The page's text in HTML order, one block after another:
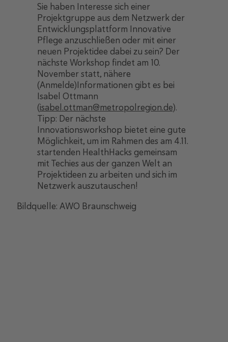
Sie haben Interesse sich einer
Projektgruppe aus dem Netzwerk der
Entwicklungsplattform Innovative
Pflege anzuschließen oder mit einer
neuen Projektidee dabei zu sein? Der
nächste Workshop findet am 10.
November statt, nähere
(Anmelde)Informationen gibt es bei
Isabel Ottmann
(isabel.ottman@metropolregion.de).
Tipp: Der nächste
Innovationsworkshop bietet eine gute
Möglichkeit, um im Rahmen des am 4.11.
startenden HealthHacks gemeinsam
mit Techies aus der ganzen Welt an
Projektideen zu arbeiten und sich im
Netzwerk auszutauschen!
Bildquelle: AWO Braunschweig